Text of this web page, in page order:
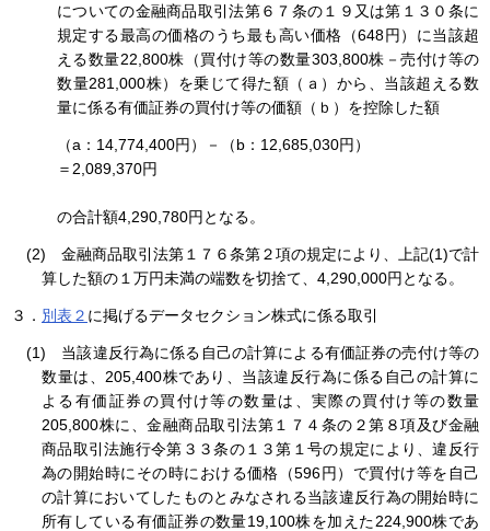
についての金融商品取引法第６７条の１９又は第１３０条に
規定する最高の価格のうち最も高い価格（648円）に当該超
える数量22,800株（買付け等の数量303,800株－売付け等の
数量281,000株）を乗じて得た額（ａ）から、当該超える数
量に係る有価証券の買付け等の価額（ｂ）を控除した額
（a：14,774,400円）－（b：12,685,030円）
＝2,089,370円
の合計額4,290,780円となる。
(2) 金融商品取引法第１７６条第２項の規定により、上記(1)で計
算した額の１万円未満の端数を切捨て、4,290,000円となる。
３． 別表２ に掲げるデータセクション株式に係る取引
(1) 当該違反行為に係る自己の計算による有価証券の売付け等の
数量は、205,400株であり、当該違反行為に係る自己の計算に
よる有価証券の買付け等の数量は、実際の買付け等の数量
205,800株に、金融商品取引法第１７４条の２第８項及び金融
商品取引法施行令第３３条の１３第１号の規定により、違反行
為の開始時にその時における価格（596円）で買付け等を自己
の計算においてしたものとみなされる当該違反行為の開始時に
所有している有価証券の数量19,100株を加えた224,900株であ